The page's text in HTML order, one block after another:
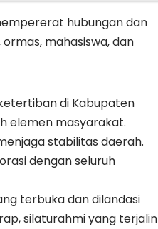
hubungan dan
mahasiswa, dan
di Kabupaten
elemen masyarakat.
stabilitas daerah.
dengan seluruh
terbuka dan dilandasi
silaturahmi yang terjalin